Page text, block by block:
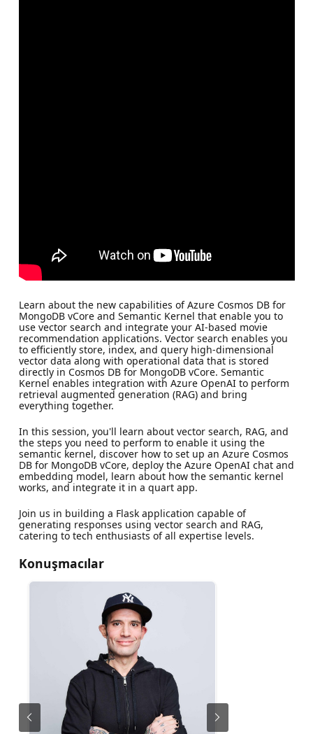
Learn about the new capabilities of Azure Cosmos DB for
MongoDB vCore and Semantic Kernel that enable you to
use vector search and integrate your AI-based movie
recommendation applications. Vector search enables you
to efficiently store, index, and query high-dimensional
vector data along with operational data that is stored
directly in Cosmos DB for MongoDB vCore. Semantic
Kernel enables integration with Azure OpenAI to perform
retrieval augmented generation (RAG) and bring
everything together.
In this session, you'll learn about vector search, RAG, and
the steps you need to perform to enable it using the
semantic kernel, discover how to set up an Azure Cosmos
DB for MongoDB vCore, deploy the Azure OpenAI chat and
embedding model, learn about how the semantic kernel
works, and integrate it in a quart app.
Join us in building a Flask application capable of
generating responses using vector search and RAG,
catering to tech enthusiasts of all expertise levels.
Konuşmacılar